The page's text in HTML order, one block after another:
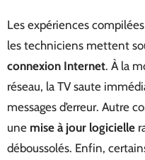
Les expériences
les techniciens mettent
connexion Internet. À la
réseau, la TV saute
messages d’erreur. Autre
une mise à jour logicielle
déboussolés. Enfin,